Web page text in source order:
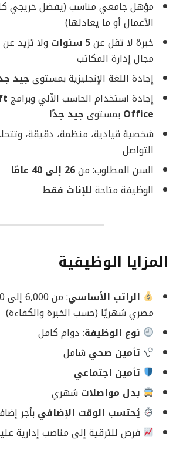
مؤهل جامعي مناسب (يفضل خريجي
الأعمال أو ما يعادلها)
خبرة لا تقل عن5 سنوات ولا تزيد عن
مجال إدارة المكاتب
إجادة اللغة الإنجليزية بمستوى جيد
إجادة استخدام الحاسب الآلي وبرامج
Office بمستوى جيد جدًا
شخصية قيادية، منظمة، دقيقة،
التواصل
السن المطلوب: من26 إلى 40 عامًا
الوظيفة متاحة للإناث فقط
المزايا الوظيفية
الراتب الأساسي
مصري شهريًا (حسب الخبرة والكفاءة)
نوع الوظيفة: دوام كامل
تأمين صحي شامل
تأمين اجتماعي
بدل مواصلات شهري
يُحتسب الوقت الإضافي بأجر
فرص للترقية إلى مناصب إدارية